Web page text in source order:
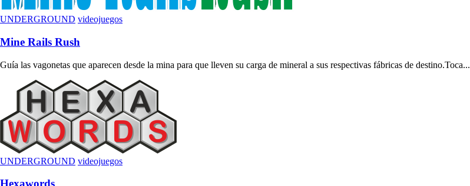
UNDERGROUND videojuegos
Mine Rails Rush
Guía las vagonetas que aparecen desde la mina para que lleven su carga de mineral a sus respectivas fábricas de destino.Toca...
UNDERGROUND videojuegos
Hexawords